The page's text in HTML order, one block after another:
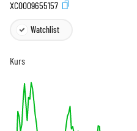
XC0009655157
Watchlist
Kurs